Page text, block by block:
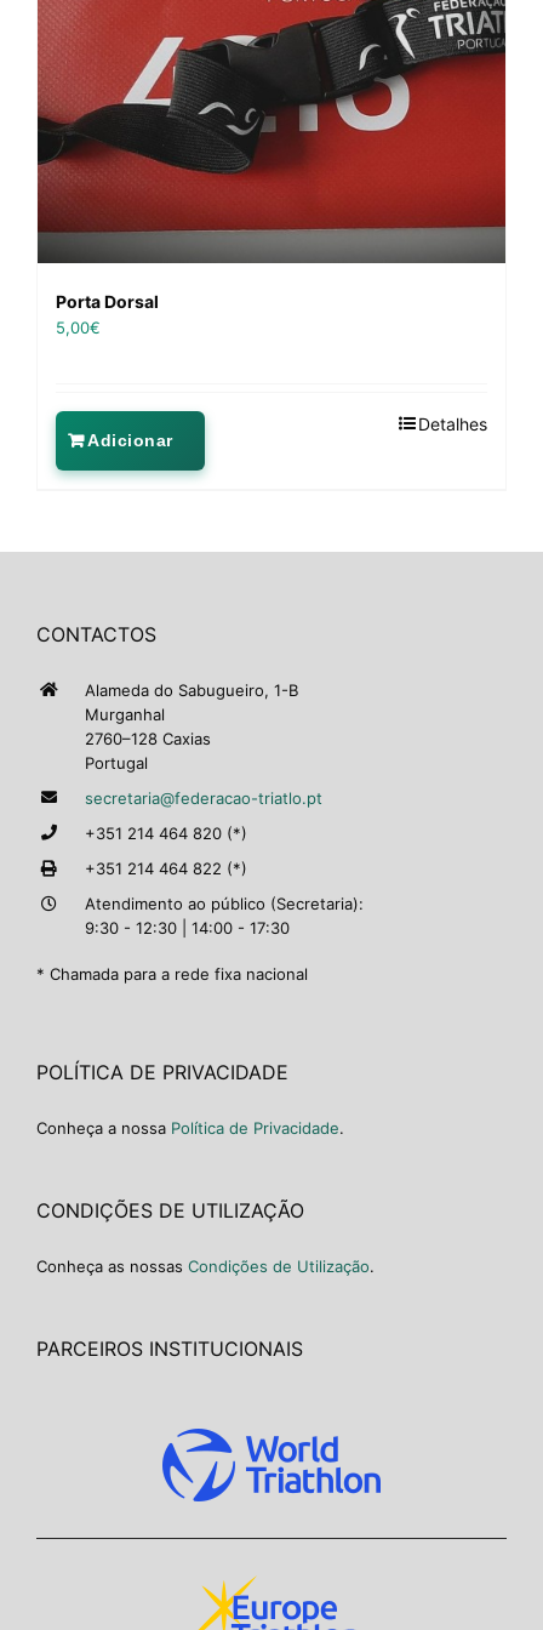
Porta Dorsal
5,00€
Adicionar
Detalhes
CONTACTOS
Alameda do Sabugueiro, 1-B
Murganhal
2760–128 Caxias
Portugal
secretaria@federacao-triatlo.pt
+351 214 464 820 (*)
+351 214 464 822 (*)
Atendimento ao público (Secretaria):
9:30 - 12:30 | 14:00 - 17:30
* Chamada para a rede fixa nacional
POLÍTICA DE PRIVACIDADE
Conheça a nossa Política de Privacidade.
CONDIÇÕES DE UTILIZAÇÃO
Conheça as nossas Condições de Utilização.
PARCEIROS INSTITUCIONAIS